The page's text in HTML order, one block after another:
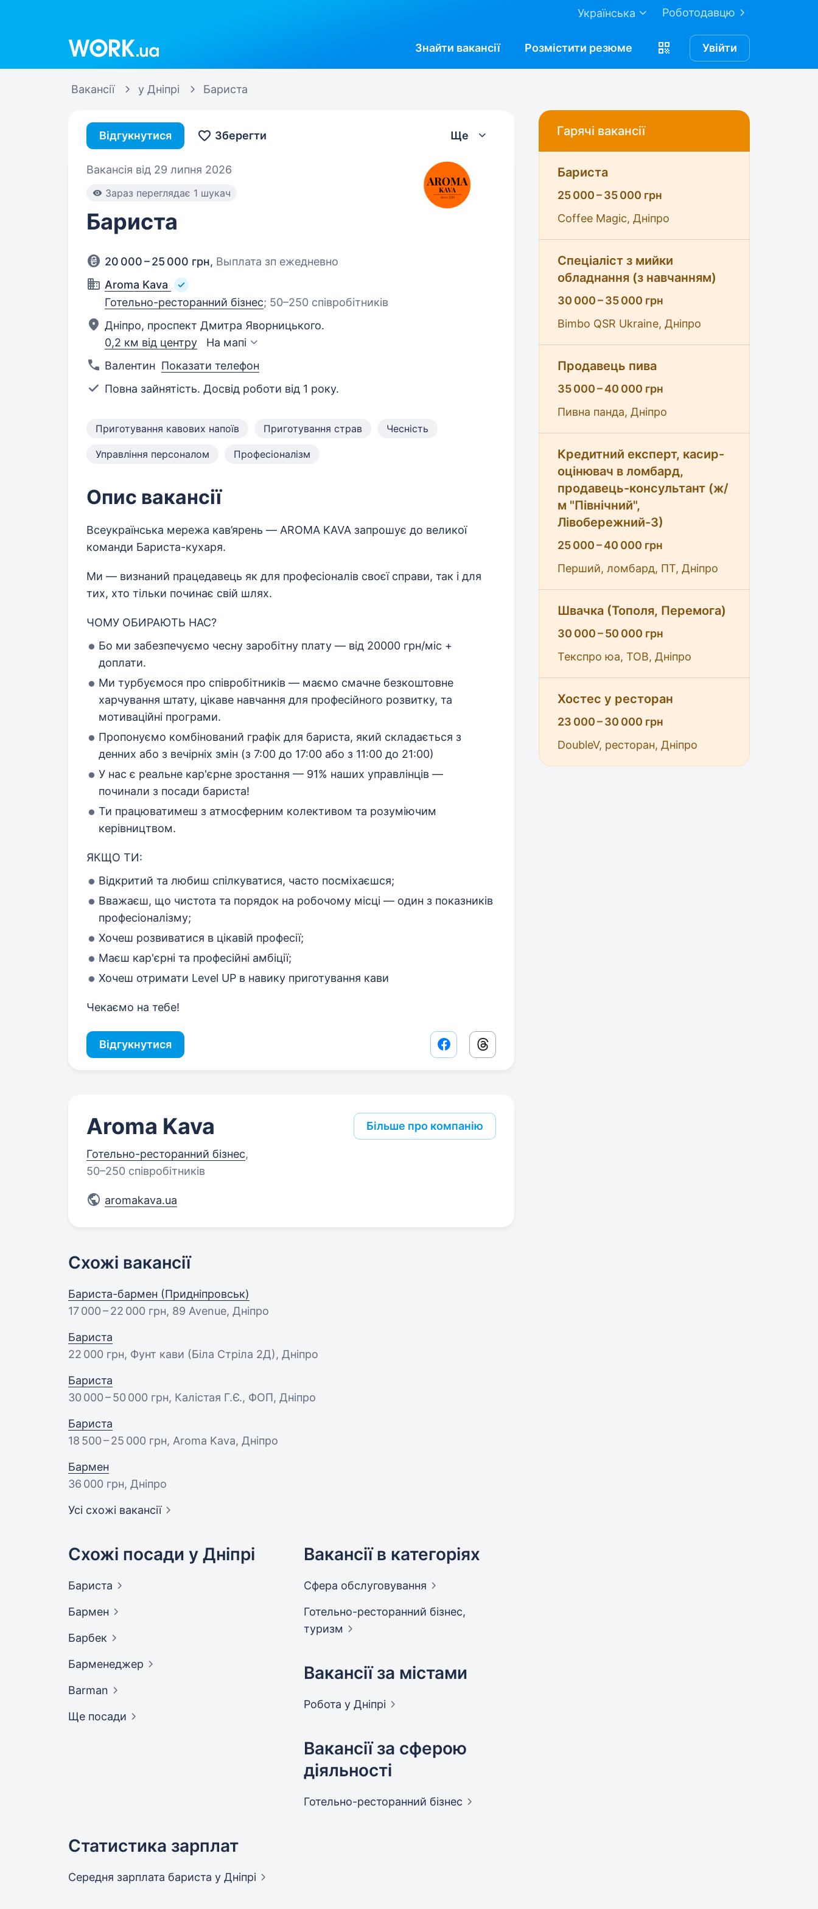
Роботодавцю
Українська
Знайти вакансії Розмістити резюме Увійти
Вакансії у Дніпрі Бариста
Відгукнутися Зберегти Ще
Вакансія від 29 липня 2026
Зараз переглядає 1 шукач
Бариста
20 000 – 25 000 грн, Выплата зп ежедневно
Aroma Kava
Готельно-ресторанний бізнес; 50–250 співробітників
Дніпро, проспект Дмитра Яворницького.
0,2 км від центру
На мапі
Валентин Показати телефон
Повна зайнятість. Досвід роботи від 1 року.
Приготування кавових напоїв Приготування страв Чесність
Управління персоналом Професіоналізм
Опис вакансії
Всеукраїнська мережа кав’ярень — AROMA KAVA запрошує до великої
команди Бариста-кухаря.
Ми — визнаний працедавець як для професіоналів своєї справи, так і для
тих, хто тільки починає свій шлях.
ЧОМУ ОБИРАЮТЬ НАС?
Бо ми забезпечуємо чесну заробітну плату — від 20000 грн/міс +
доплати.
Ми турбуємося про співробітників — маємо смачне безкоштовне
харчування штату, цікаве навчання для професійного розвитку, та
мотиваційні програми.
Пропонуємо комбінований графік для бариста, який складається з
денних або з вечірніх змін (з 7:00 до 17:00 або з 11:00 до 21:00)
У нас є реальне кар'єрне зростання — 91% наших управлінців —
починали з посади бариста!
Ти працюватимеш з атмосферним колективом та розуміючим
керівництвом.
ЯКЩО ТИ:
Відкритий та любиш спілкуватися, часто посміхаєшся;
Вважаєш, що чистота та порядок на робочому місці — один з показників
професіоналізму;
Хочеш розвиватися в цікавій професії;
Маєш кар'єрні та професійні амбіції;
Хочеш отримати Level UP в навику приготування кави
Чекаємо на тебе!
Відгукнутися Facebook share link
Threads share link
Aroma Kava
Готельно-ресторанний бізнес,
50–250 співробітників
Більше про компанію
aromakava.ua
Схожі вакансії
Бариста-бармен (Придніпровськ)
17 000 – 22 000 грн, 89 Avenue, Дніпро
Бариста
22 000 грн, Фунт кави (Біла Стріла 2Д), Дніпро
Бариста
30 000 – 50 000 грн, Калістая Г.Є., ФОП, Дніпро
Бариста
18 500 – 25 000 грн, Aroma Kava, Дніпро
Бармен
36 000 грн, Дніпро
Усі схожі вакансії
Схожі посади у Дніпрі
Бариста
Бармен
Барбек
Барменеджер
Barman
Ще посади
Вакансії в категоріях
Сфера обслуговування
Готельно-ресторанний бізнес,
туризм
Вакансії за містами
Робота у Дніпрі
Вакансії за сферою
діяльності
Готельно-ресторанний бізнес
Статистика зарплат
Середня зарплата бариста у Дніпрі
Гарячі вакансії
Бариста
25 000 – 35 000 грн
Coffee Magic, Дніпро
Спеціаліст з мийки
обладнання (з навчанням)
30 000 – 35 000 грн
Bimbo QSR Ukraine, Дніпро
Продавець пива
35 000 – 40 000 грн
Пивна панда, Дніпро
Кредитний експерт, касир-
оцінювач в ломбард,
продавець-консультант (ж/
м "Північний",
Лівобережний-3)
25 000 – 40 000 грн
Перший, ломбард, ПТ, Дніпро
Швачка (Тополя, Перемога)
30 000 – 50 000 грн
Текспро юа, ТОВ, Дніпро
Хостес у ресторан
23 000 – 30 000 грн
DoubleV, ресторан, Дніпро